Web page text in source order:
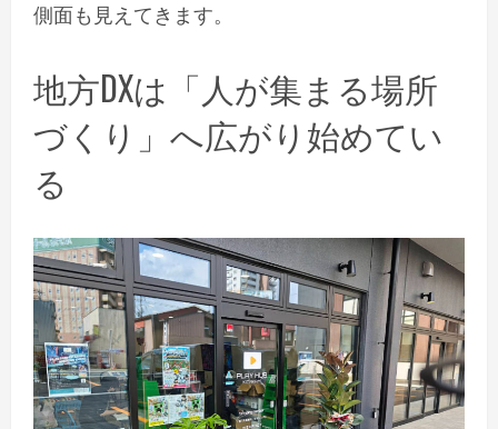
側面も見えてきます。
地方DXは「人が集まる場所
づくり」へ広がり始めてい
る